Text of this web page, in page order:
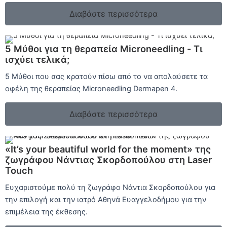
Διαβάστε περισσότερα
5 Μύθοι για τη θεραπεία Microneedling - Τι
ισχύει τελικά;
5 Μύθοι που σας κρατούν πίσω από το να απολαύσετε τα
οφέλη της θεραπείας Microneedling Dermapen 4.
Διαβάστε περισσότερα
«It’s your beautiful world for the moment» της
ζωγράφου Νάντιας Σκορδοπούλου στη Laser
Touch
Ευχαριστούμε πολύ τη ζωγράφο Νάντια Σκορδοπούλου για
την επιλογή και την ιατρό Αθηνά Ευαγγελοδήμου για την
επιμέλεια της έκθεσης.